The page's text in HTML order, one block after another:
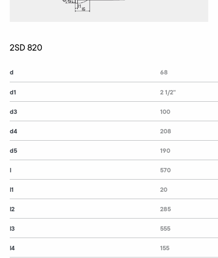
2SD 820
d
d1
d3
d4
d5
l
l1
l2
l3
l4
68
2 1/2"
100
208
190
570
20
285
555
155